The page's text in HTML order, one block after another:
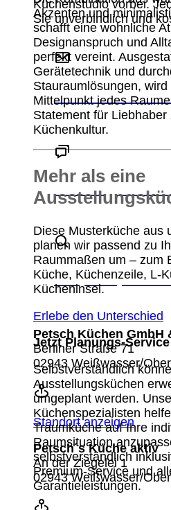
Küchenstudio vorbei.
Sie unverbindlich und
Schreiben Sie
Beratungstermin
Ansprechpartner
Petsch Küchen GmbH
Berliner Straße 71
02943 Weißwasser/
Standort anzeigen
Petsch´s Küche aktiv
An der Ziegelei 1
02943 Weißwasser/
Akzenten und
schafft eine wohnliche
Designanspruch und
perfekt vereint.
Gerätetechnik und
Stauraumlösungen,
Mittelpunkt jedes
Statement für
Küchenkultur.
Mehr als eine
Diese Musterküche aus
planen wir passend zu
Raummaßen um – zum
Küche, Küchenzeile, L-
Kücheninsel.
Erlebe den Unterschied
Jetzt Planungs-
Selbstverständlich
Ausstellungsküchen
umgeplant werden.
Küchenspezialisten
Traumküche auf Ihre
Raumsituation
selbstverständlich
Premium-Service und
Garantieleistungen.